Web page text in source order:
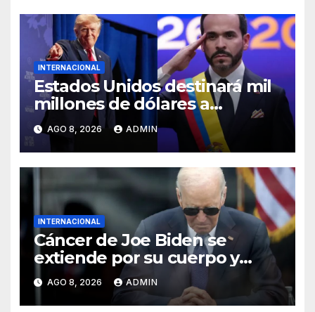
INTERNACIONAL
Estados Unidos destinará mil
millones de dólares a
Colombia para reforzar
seguridad
AGO 8, 2026 ADMIN
INTERNACIONAL
Cáncer de Joe Biden se
extiende por su cuerpo y
causa metástasis en sus
huesos, revela su hijo
AGO 8, 2026 ADMIN